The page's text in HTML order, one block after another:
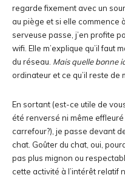
regarde fixement avec un
au piège et si elle commence
serveuse passe, j’en profite
wifi. Elle m’explique qu’il faut
du réseau. Mais quelle bonne
ordinateur et ce qu’il reste de
En sortant (est-ce utile de
été renversé ni même
carrefour?), je passe devant
chat. Goûter du chat, oui,
pas plus mignon ou
cette activité à l’intérêt relatif